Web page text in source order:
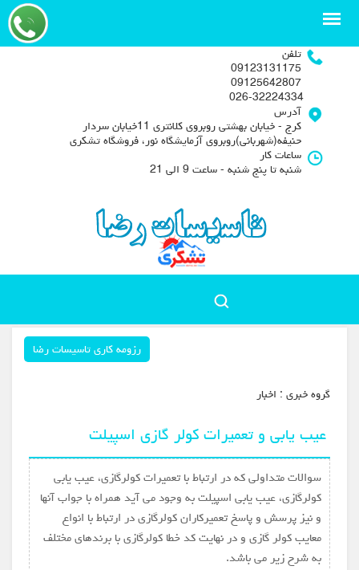
تلفن
09123131175
09125642807
آدرس
کرج - خیابان بهشتی روبروی کلانتری 11خیابان سردار
حنیفه(شهربانی)روبروی آزمایشگاه نور، فروشگاه تشکری
ساعات کار
شنبه تا پنج شنبه - ساعت 9 الی 21
رزومه کاری تاسیسات رضا
گروه خبري : اخبار
عیب‌ یابی و تعمیرات کولر گازی اسپیلت
سوالات متداولی که در ارتباط با تعمیرات کولرگازی، عیب یابی
کولرگازی، عیب یابی اسپیلت به وجود می آید همراه با جواب آنها
و نیز پرسش و پاسخ تعمیرکاران کولرگازی در ارتباط با انواع
معایب کولر گازی و در نهایت کد خطا کولرگازی با برندهای مختلف
به شرح زیر می باشد.